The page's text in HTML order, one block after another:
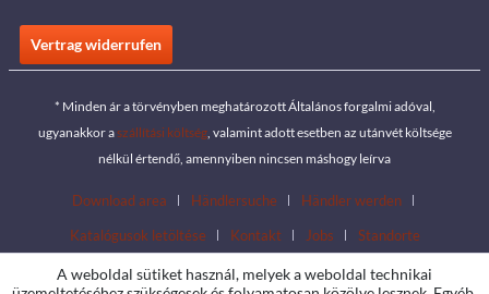
Vertrag widerrufen
* Minden ár a törvényben meghatározott Általános forgalmi adóval,
ugyanakkor aszállítási költség, valamint adott esetben az utánvét költsége
nélkül értendő, amennyiben nincsen máshogy leírva
Download area Händlersuche
Händler werden
Katalógusok letöltése
Kontakt Jobs Standorte
A weboldal sütiket használ, melyek a weboldal technikai